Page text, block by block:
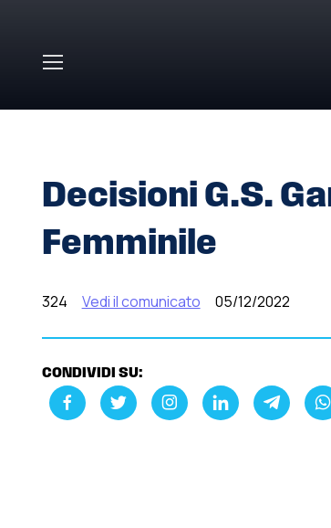
Decisioni G.S.
Femminile
324 Vedi il comunicato 05/12/2022
CONDIVIDI SU: